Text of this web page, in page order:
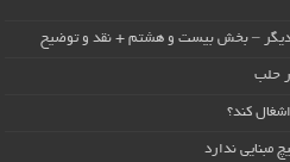
دیگر – بخش بیست و هشتم + نقد و توضیح
حلب
کند؟
مبنایی ندارد